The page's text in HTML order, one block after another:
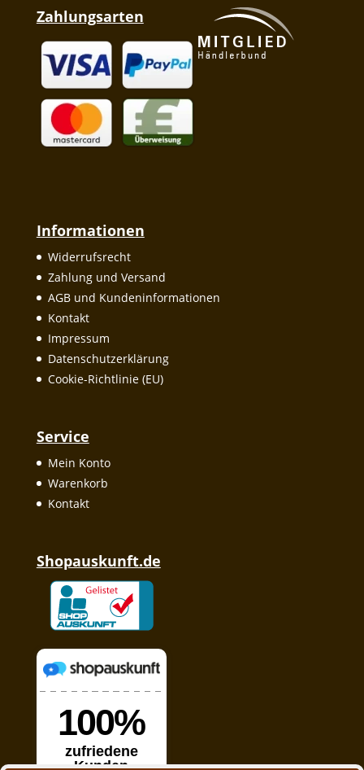
Zahlungsarten
Informationen
Widerrufsrecht
Zahlung und Versand
AGB und Kundeninformationen
Kontakt
Impressum
Datenschutzerklärung
Cookie-Richtlinie (EU)
Service
Mein Konto
Warenkorb
Kontakt
Shopauskunft.de